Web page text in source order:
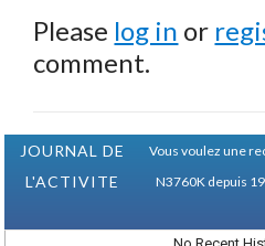
Please log in or
comment.
JOURNAL DE
L'ACTIVITE
Vous voulez une
N3760K depuis